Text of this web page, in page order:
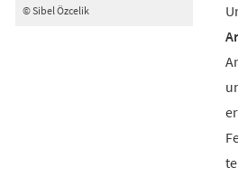
© Sibel Özcelik